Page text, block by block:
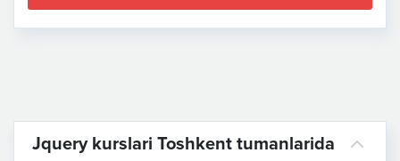
Jquery kurslari Toshkent tumanlarida